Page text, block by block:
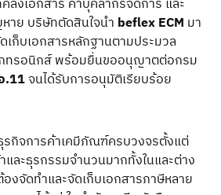
าย บริษัทตัดสินใจนำ beflex ECM มา
เก็บเอกสารหลักฐานตามประมวล
ทรอนิกส์ พร้อมยื่นขออนุญาตต่อกรม
.11จนได้รับการอนุมัติเรียบร้อย
รกิจการค้าเคมีภัณฑ์ครบวงจรตั้งแต่
ละธุรกรรมจำนวนมากทั้งในและต่าง
งจัดทำและจัดเก็บเอกสารภาษีหลาย